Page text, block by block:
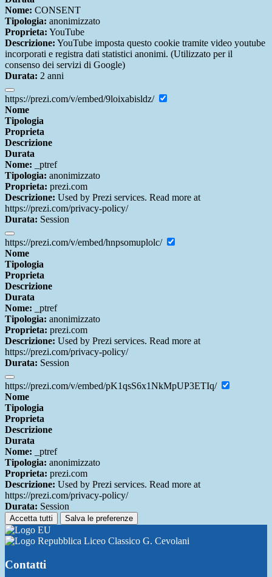
Nome: CONSENT
Tipologia: anonimizzato
Proprieta: YouTube
Descrizione: YouTube imposta questo cookie tramite video youtube
incorporati e registra dati statistici anonimi. (Utilizzato per il
consenso dei servizi di Google)
Durata: 2 anni
https://prezi.com/v/embed/9loixabisldz/
Nome
Tipologia
Proprieta
Descrizione
Durata
Nome: _ptref
Tipologia: anonimizzato
Proprieta: prezi.com
Descrizione: Used by Prezi services. Read more at
https://prezi.com/privacy-policy/
Durata: Session
https://prezi.com/v/embed/hnpsomuplolc/
Nome
Tipologia
Proprieta
Descrizione
Durata
Nome: _ptref
Tipologia: anonimizzato
Proprieta: prezi.com
Descrizione: Used by Prezi services. Read more at
https://prezi.com/privacy-policy/
Durata: Session
https://prezi.com/v/embed/pK1qsS6x1NkMpUP3ETIq/
Nome
Tipologia
Proprieta
Descrizione
Durata
Nome: _ptref
Tipologia: anonimizzato
Proprieta: prezi.com
Descrizione: Used by Prezi services. Read more at
https://prezi.com/privacy-policy/
Durata: Session
Accetta tutti Salva le preferenze
Liceo Classico G. Cevolani
Contatti